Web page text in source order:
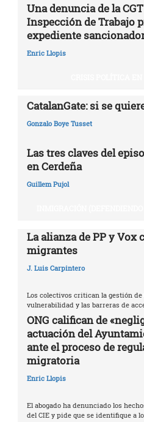
Una denuncia de la
Inspección de Trabajo
expediente
Enric Llopis
CatalanGate: si se
Gonzalo Boye Tusset
Las tres claves del
en Cerdeña
Guillem Pujol
La alianza de PP y Vox
migrantes
J. Luis Carpintero
Los colectivos critican la gestión
vulnerabilidad y las barreras de
ONG califican de
actuación del
ante el proceso de
migratoria
Enric Llopis
El abogado ha denunciado los
del CIE y pide que se identifique a